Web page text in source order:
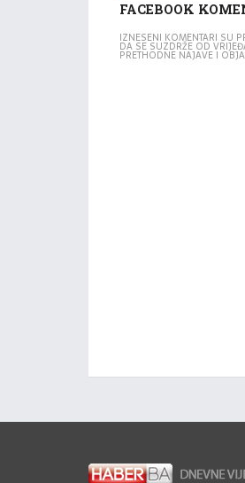
FACEBOOK
IZNESENI KOMENTARI SU
DA SE SUZDRŽE OD
PRETHODNE NAJAVE I